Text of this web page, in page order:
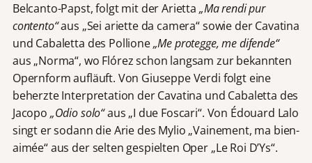
Belcanto-Papst, folgt mit der Arietta „Ma rendi pur
contento“aus „Sei ariette da camera“ sowie der Cavatina
und Cabaletta des Pollione„Me protegge, me difende“
aus „Norma“, wo Flórez schon langsam zur bekannten
Opernform aufläuft. Von Giuseppe Verdi folgt eine
beherzte Interpretation der Cavatina und Cabaletta des
Jacopo „Odio solo“aus „I due Foscari“. Von Édouard Lalo
singt er sodann die Arie des Mylio „Vainement, ma bien-
aimée“ aus der selten gespielten Oper „Le Roi D’Ys“.